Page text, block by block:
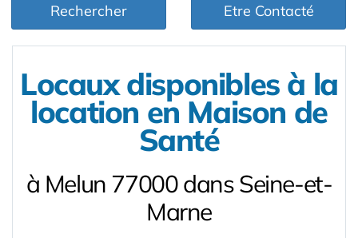
Rechercher Etre Contacté
Locaux disponibles à la
location en Maison de
Santé
à Melun 77000 dans Seine-et-
Marne